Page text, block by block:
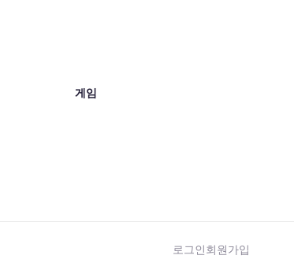
게임
로그인회원가입